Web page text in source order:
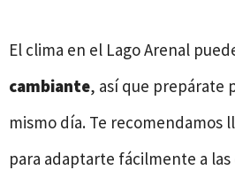
El clima en el Lago Arenal
cambiante, así que prepárate
mismo día. Te recomendamos
para adaptarte fácilmente a